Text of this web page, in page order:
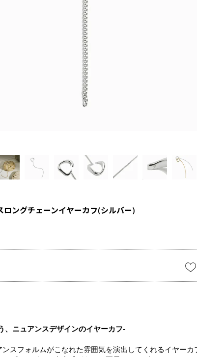
ロングチェーンイヤーカフ(シルバー)
、ニュアンスデザインのイヤーカフ-
スフォルムがこなれた雰囲気を演出してくれるイヤーカ